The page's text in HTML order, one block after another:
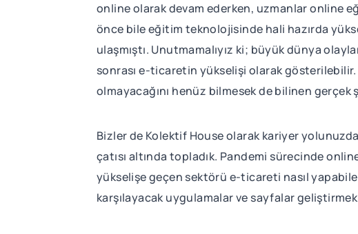
online olarak devam ederken, uzmanlar online
önce bile eğitim teknolojisinde hali hazırda
ulaşmıştı. Unutmamalıyız ki; büyük dünya
sonrası e-ticaretin yükselişi olarak
olmayacağını henüz bilmesek de bilinen gerçek
Bizler de Kolektif House olarak kariyer
çatısı altında topladık. Pandemi sürecinde
yükselişe geçen sektörü e-ticareti nasıl
karşılayacak uygulamalar ve sayfalar